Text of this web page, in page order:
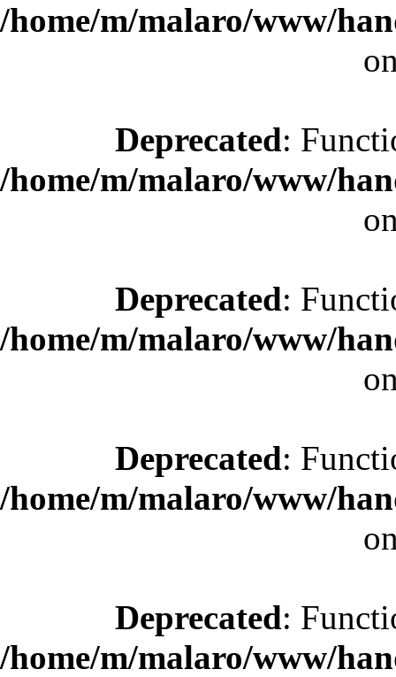
/home/m/malaro/www/
Deprecated:
/home/m/malaro/www/
Deprecated:
/home/m/malaro/www/
Deprecated:
/home/m/malaro/www/
Deprecated:
/home/m/malaro/www/